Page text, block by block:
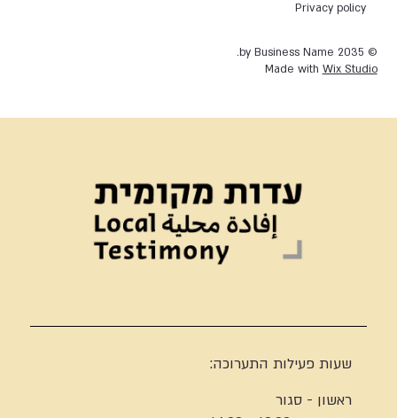
Privacy policy
© 2035 by Business Name.
Made with Wix Studio
שעות פעילות התערוכה:
ראשון - סגור